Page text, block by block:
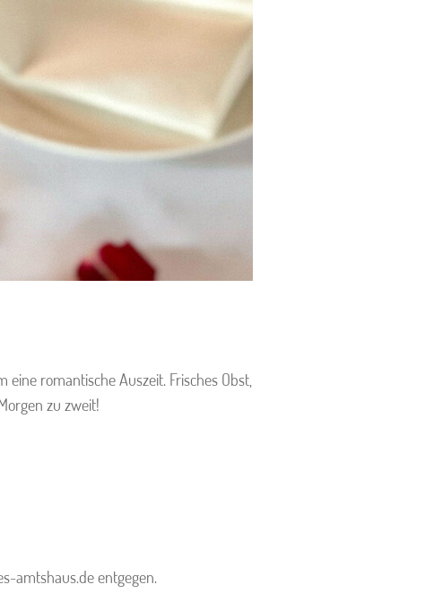
romantische Auszeit. Frisches Obst,
zu zweit!
amtshaus.de entgegen.